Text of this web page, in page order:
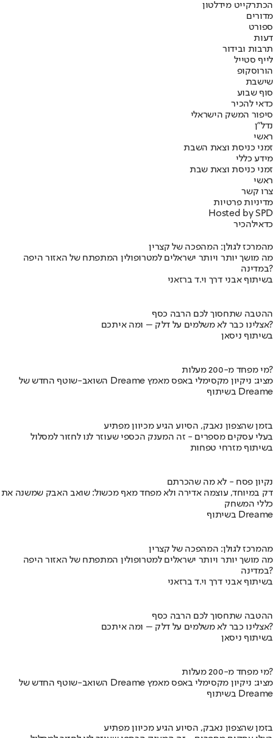
הכתרקייט מידלטון
מדורים
ספורט
דעות
תרבות ובידור
לייף סטייל
הורוסקופ
שישבת
סוף שבוע
כדאי להכיר
סיפור המשק הישראלי
נדל"ן
ראשי
זמני כניסת וצאת השבת
מידע כללי
זמני כניסת וצאת שבת
ראשי
צרו קשר
מדיניות פרטיות
Hosted by SPD
כדאילהכיר
מהמרכז לגולן: המהפכה של קצרין
מה מושך יותר ויותר ישראלים למטרופולין המתפתח של האזור היפה
במדינה?
בשיתוף אבני דרך וי.ד ברזאני
ההטבה שתחסוך לכם הרבה כסף
אצלינו כבר לא משלמים על דלק – ומה איתכם?
בשיתוף ניסאן
מי מפחד מ-200 מעלות?
השואב-שוטף החדש של Dreame מציג: ניקיון מקסימלי באפס מאמץ
בשיתוף Dreame
בזמן שהצפון נאבק, הסיוע הגיע מכיוון מפתיע
בעלי עסקים מספרים - זה המענק הכספי שעוזר לנו לחזור למסלול
בשיתוף מזרחי טפחות
נקיון פסח - לא מה שהכרתם
דק במיוחד, עוצמה אדירה ולא מפחד מאף מכשול: שואב האבק שמשנה את
כללי המשחק
בשיתוף Dreame
מהמרכז לגולן: המהפכה של קצרין
מה מושך יותר ויותר ישראלים למטרופולין המתפתח של האזור היפה
במדינה?
בשיתוף אבני דרך וי.ד ברזאני
ההטבה שתחסוך לכם הרבה כסף
אצלינו כבר לא משלמים על דלק – ומה איתכם?
בשיתוף ניסאן
מי מפחד מ-200 מעלות?
השואב-שוטף החדש של Dreame מציג: ניקיון מקסימלי באפס מאמץ
בשיתוף Dreame
בזמן שהצפון נאבק, הסיוע הגיע מכיוון מפתיע